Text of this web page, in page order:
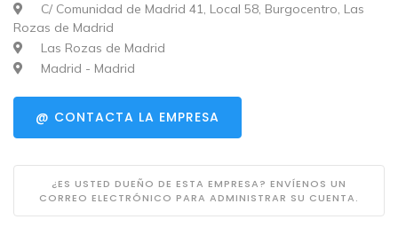
C/ Comunidad de Madrid 41, Local 58, Burgocentro, Las
Rozas de Madrid
Las Rozas de Madrid
Madrid - Madrid
@ CONTACTA LA EMPRESA
¿ES USTED DUEÑO DE ESTA EMPRESA? ENVÍENOS UN
CORREO ELECTRÓNICO PARA ADMINISTRAR SU CUENTA.